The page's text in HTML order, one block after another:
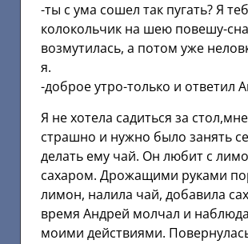
-ты с ума сошел так пугать? Я
колокольчик на шею повешу-
возмутилась, а потом уже
я.
-доброе утро-только и ответил
Я не хотела садиться за
страшно и нужно было занять
делать ему чай. Он любит с
сахаром. Дрожащими руками
лимон, налила чай, добавила
время Андрей молчал и
моими действиями.